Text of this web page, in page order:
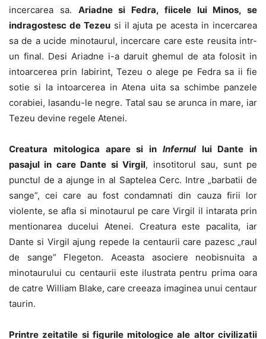
incercarea sa. Ariadne si Fedra, fiicele lui Minos, se
indragostesc de Tezeusi il ajuta pe acesta in incercarea
sa de a ucide minotaurul, incercare care este reusita intr-
un final. Desi Ariadne i-a daruit ghemul de ata folosit in
intoarcerea prin labirint, Tezeu o alege pe Fedra sa ii fie
sotie si la intoarcerea in Atena uita sa schimbe panzele
corabiei, lasandu-le negre. Tatal sau se arunca in mare, iar
Tezeu devine regele Atenei.
Creatura mitologica apare si in Infernullui Dante in
pasajul in care Dante si Virgil, insotitorul sau, sunt pe
punctul de a ajunge in al Saptelea Cerc. Intre „barbatii de
sange”, cei care au fost condamnati din cauza firii lor
violente, se afla si minotaurul pe care Virgil il intarata prin
mentionarea ducelui Atenei. Creatura este pacalita, iar
Dante si Virgil ajung repede la centaurii care pazesc „raul
de sange” Flegeton. Aceasta asociere neobisnuita a
minotaurului cu centaurii este ilustrata pentru prima oara
de catre William Blake, care creeaza imaginea unui centaur
taurin.
Printre zeitatile si figurile mitologice ale altor civilizatii